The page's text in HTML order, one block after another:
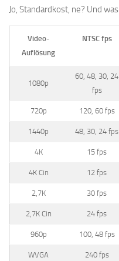
Jo, Standardkost, ne? Und
Video-
Auflösung
NTSC fps
1080p
60, 48, 30, 24
fps
720p 120, 60 fps
1440p 48, 30, 24 fps
4K 15 fps
4K Cin 12 fps
2,7K 30 fps
2,7K Cin 24 fps
960p 100, 48 fps
WVGA 240 fps